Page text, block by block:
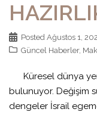
Posted Ağustos 1,
Güncel Haberler,
Küresel dünya
bulunuyor. Değişim
dengeler İsrail